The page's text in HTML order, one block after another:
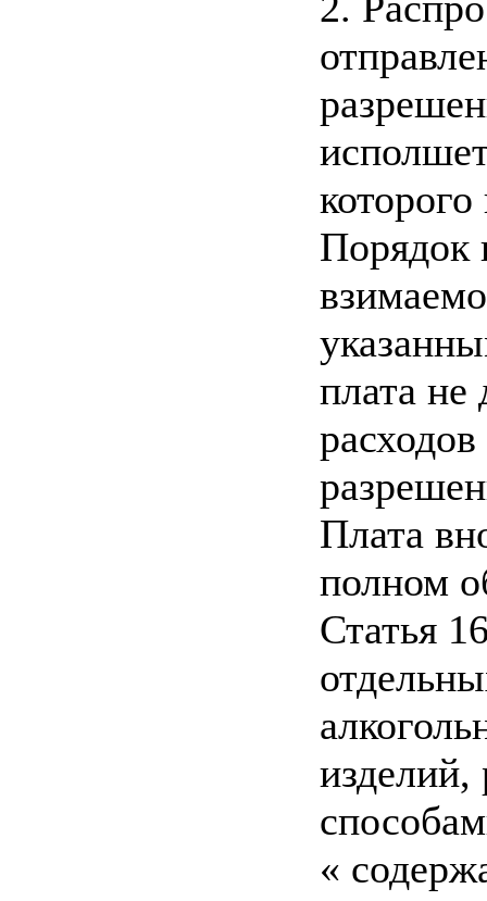
Порядок
плата
Плата
полном
Статья
«